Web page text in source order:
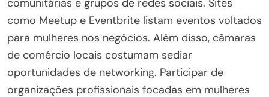
comunitárias e grupos de redes sociais. Sites
como Meetup e Eventbrite listam eventos voltados
para mulheres nos negócios. Além disso, câmaras
de comércio locais costumam sediar
oportunidades de networking. Participar de
organizações profissionais focadas em mulheres